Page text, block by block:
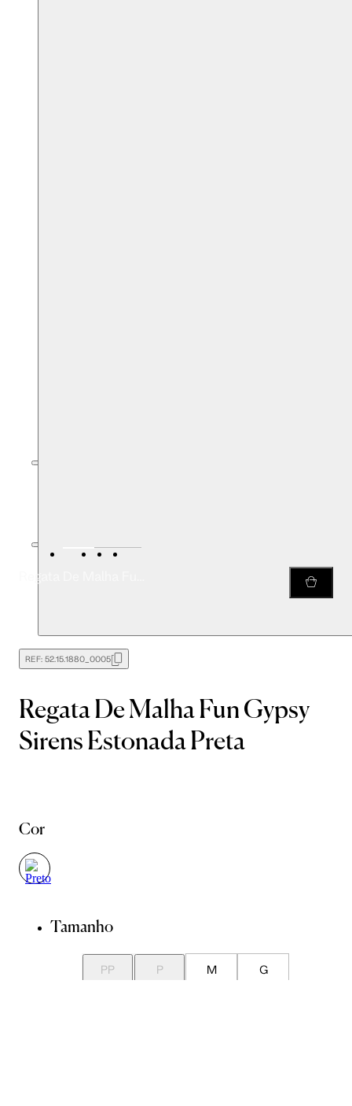
REF: 52.15.1880_0005
Regata De Malha Fun Gypsy
Sirens Estonada Preta
Cor
Tamanho
PP P M G